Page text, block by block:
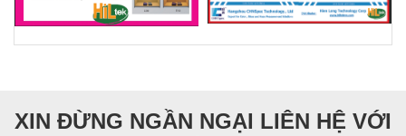
XIN ĐỪNG NGẦN NGẠI LIÊN HỆ VỚI